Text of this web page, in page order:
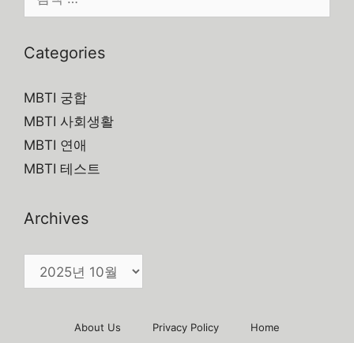
색:
Categories
MBTI 궁합
MBTI 사회생활
MBTI 연애
MBTI 테스트
Archives
Archives
About Us Privacy Policy Home